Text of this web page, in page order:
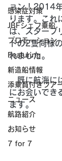
感染症対策
JBFシェフ乗船
プロモーション
Featuring
新造船情報
添乗員付きツア
ニュース
航路紹介
お知らせ
7 for 7
ョン！2014
ります。これ
は、スターブ
ドの2隻同様
れました。
既に航海に
にお会いでき
ます。